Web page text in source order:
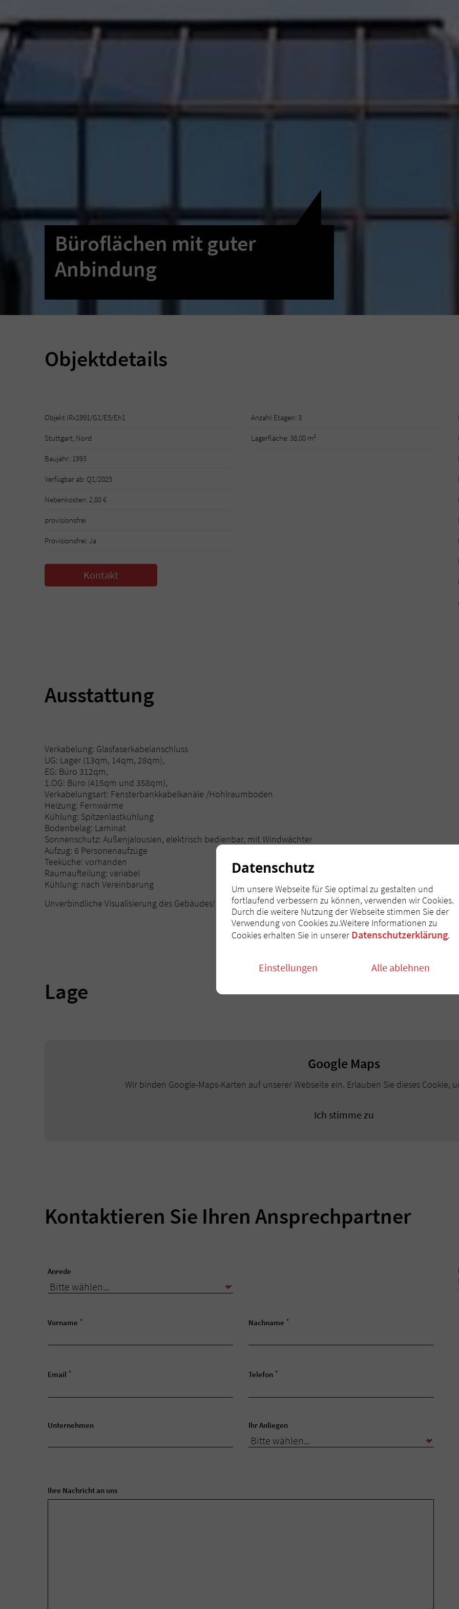
Büroflächen mit guter
Anbindung
Objektdetails
Objekt IRx1991/G1/E5/Eh1
Stuttgart, Nord
Baujahr: 1993
Verfügbar ab: Q1/2025
Nebenkosten: 2,80 €
provisionsfrei
Provisionsfrei: Ja
Kontakt
Anzahl Etagen: 3
Lagerfläche: 38,00 m²
Ausstattung
Verkabelung: Glasfaserkabelanschluss
UG: Lager (13qm, 14qm, 28qm),
EG: Büro 312qm,
1.OG: Büro (415qm und 358qm),
Verkabelungsart: Fensterbankkabelkanäle /Hohlraumboden
Heizung: Fernwärme
Kühlung: Spitzenlastkühlung
Bodenbelag: Laminat
Sonnenschutz: Außenjalousien, elektrisch bedienbar, mit Windwächter
Aufzug: 6 Personenaufzüge
Teeküche: vorhanden
Raumaufteilung: variabel
Kühlung: nach Vereinbarung
Unverbindliche Visualisierung des Gebäudes!
Lage
Google Maps
Wir binden Google-Maps-Karten auf unserer Webseite ein. Erlauben Sie dieses Cookie,
Ich stimme zu
Kontaktieren Sie Ihren Ansprechpartner
Anrede
Vorname * Nachname *
Email * Telefon *
Unternehmen Ihr Anliegen
Ihre Nachricht an uns
Datenschutz
Um unsere Webseite für Sie optimal zu gestalten und
fortlaufend verbessern zu können, verwenden wir Cookies.
Durch die weitere Nutzung der Webseite stimmen Sie der
Verwendung von Cookies zu.Weitere Informationen zu
Cookies erhalten Sie in unserer Datenschutzerklärung.
Einstellungen Alle ablehnen